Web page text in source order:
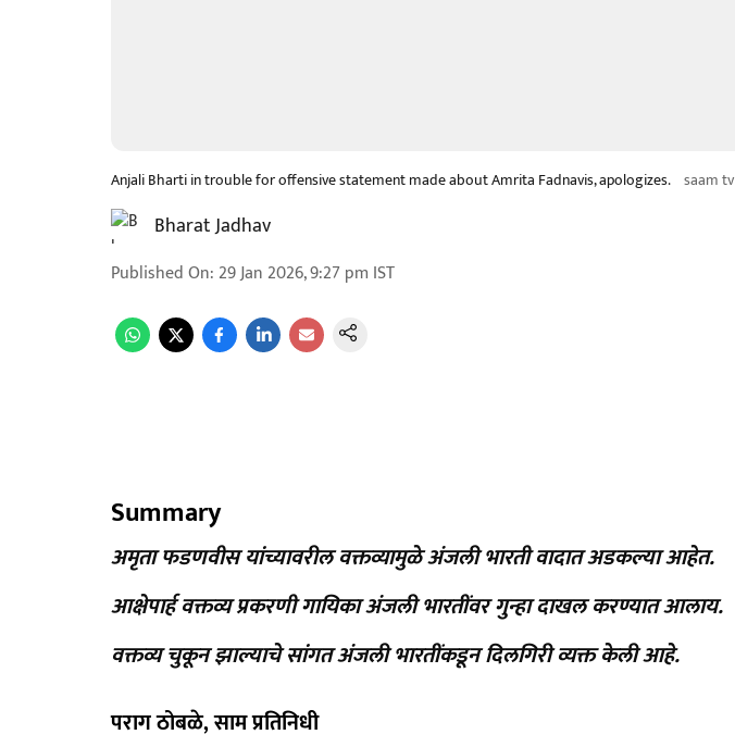
Anjali Bharti in trouble for offensive statement made about Amrita Fadnavis, apologizes. saam tv
Bharat Jadhav
Published On: 29 Jan 2026, 9:27 pm IST
Summary
अमृता फडणवीस यांच्यावरील वक्तव्यामुळे अंजली भारती वादात अडकल्या आहेत.
आक्षेपार्ह वक्तव्य प्रकरणी गायिका अंजली भारतींवर गुन्हा दाखल करण्यात आलाय.
वक्तव्य चुकून झाल्याचे सांगत अंजली भारतींकडून दिलगिरी व्यक्त केली आहे.
पराग ठोबळे, साम प्रतिनिधी